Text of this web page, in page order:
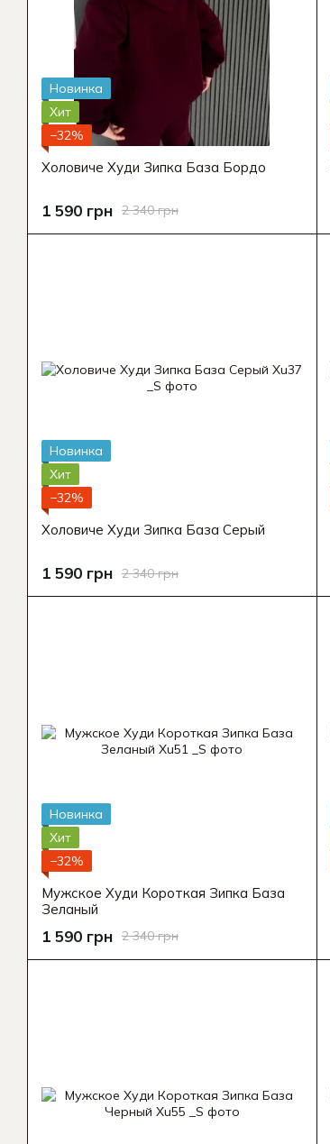
Новинка
Хит
−32%
Холовиче Худи Зипка База Бордо
2 340 грн
1 590 грн
Новинка
Хит
−32%
Холовиче Худи Зипка База Серый
2 340 грн
1 590 грн
Новинка
Хит
−32%
Мужское Худи Короткая Зипка База
Зеланый
2 340 грн
1 590 грн